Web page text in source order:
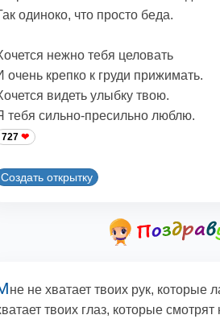
одиноко, что просто беда.
нежно тебя целовать
очень крепко к груди прижимать.
видеть улыбку твою.
тебя сильно-пресильно люблю.
727
Создать открытку
не не хватает твоих рук, которые
твоих глаз, которые